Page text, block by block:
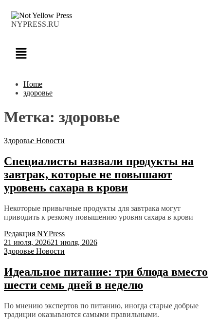
NYPRESS.RU
Home
здоровье
Метка: здоровье
Здоровье Новости
Специалисты назвали продукты на
завтрак, которые не повышают
уровень сахара в крови
Некоторые привычные продукты для завтрака могут
приводить к резкому повышению уровня сахара в крови
Редакция NYPress
21 июля, 202621 июля, 2026
Здоровье Новости
Идеальное питание: три блюда вместо
шести семь дней в неделю
По мнению экспертов по питанию, иногда старые добрые
традиции оказываются самыми правильными.